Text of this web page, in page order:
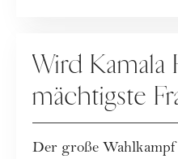
Wird Kamala
mächtigste
Der große